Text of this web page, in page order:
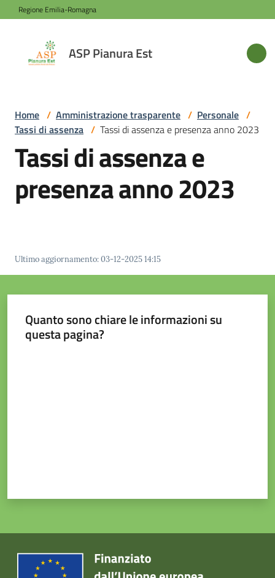
Vai al contenuto
Vai alla navigazione
Vai al footer
Regione Emilia-Romagna
ASP Pianura Est
ASP
Pianura
Azienda
Novità
Sede
e
contatti
Sostenere
Home / Amministrazione trasparente / Personale /
Tassi di assenza / Tassi di assenza e presenza anno 2023
Tassi di assenza e
presenza anno 2023
Ultimo aggiornamento:03-12-2025 14:15
Quanto sono chiare le informazioni su
questa pagina?